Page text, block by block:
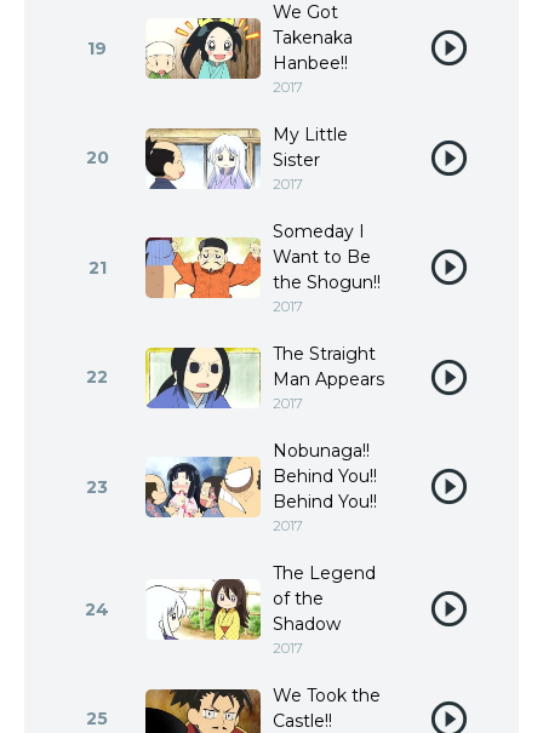
19
We Got
Takenaka
Hanbee!!
2017
20
My Little
Sister
2017
21
Someday I
Want to Be
the Shogun!!
2017
22
The Straight
Man Appears
2017
23
Nobunaga!!
Behind You!!
Behind You!!
2017
24
The Legend
of the
Shadow
2017
25
We Took the
Castle!!